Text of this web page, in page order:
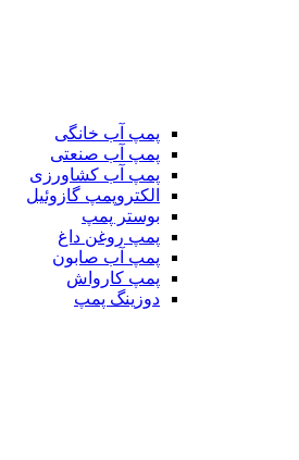
پمپ آب خانگی
پمپ آب صنعتی
پمپ آب کشاورزی
الکتروپمپ گازوئیل
بوستر پمپ
پمپ روغن داغ
پمپ آب صابون
پمپ کارواش
دوزینگ پمپ